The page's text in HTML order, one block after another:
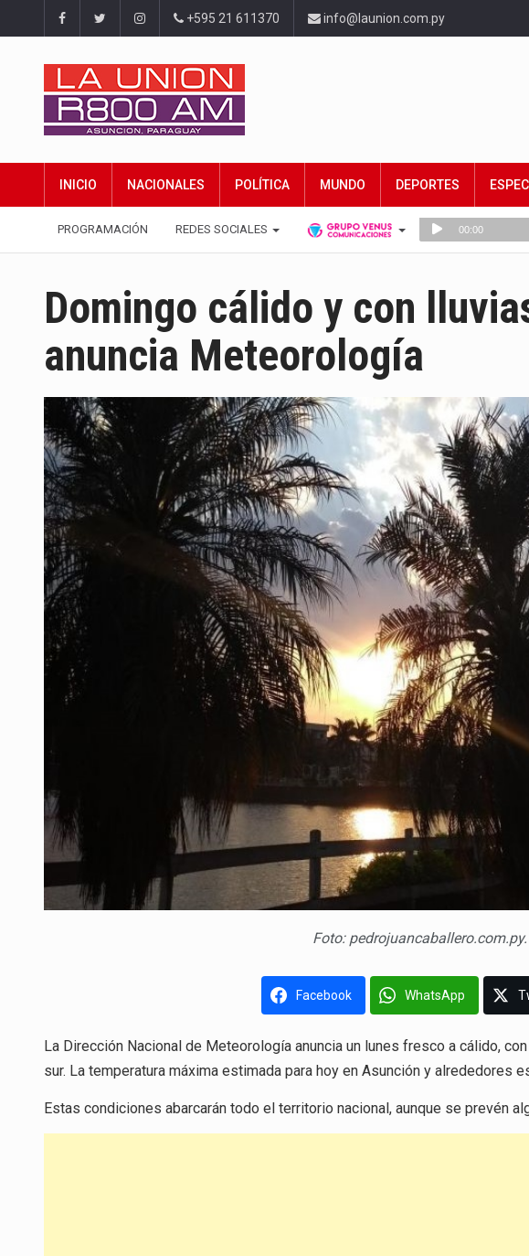
+595 21 611370 info@launion.com.py
INICIO NACIONALES POLÍTICA MUNDO DEPORTES
PROGRAMACIÓN REDES SOCIALES
Domingo cálido y con
anuncia Meteorología
Foto: pedrojuancaballero.com.py.
Facebook WhatsApp
La Dirección Nacional de Meteorología anuncia un lunes fresco a cálido,
sur. La temperatura máxima estimada para hoy en Asunción y alrededores
Estas condiciones abarcarán todo el territorio nacional, aunque se prevén